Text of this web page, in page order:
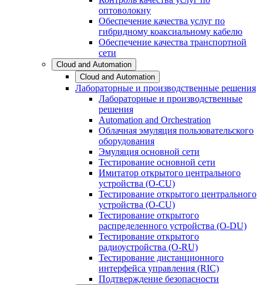
оптоволокну
Обеспечение качества услуг по
гибридному коаксиальному кабелю
Обеспечение качества транспортной
сети
Cloud and Automation
Cloud and Automation
Лабораторные и производственные решения
Лабораторные и производственные
решения
Automation and Orchestration
Облачная эмуляция пользовательского
оборудования
Эмуляция основной сети
Тестирование основной сети
Имитатор открытого центрального
устройства (O-CU)
Тестирование открытого центрального
устройства (O-CU)
Тестирование открытого
распределенного устройства (O-DU)
Тестирование открытого
радиоустройства (O-RU)
Тестирование дистанционного
интерфейса управления (RIC)
Подтверждение безопасности